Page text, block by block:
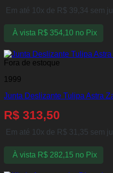
Em até 10x de R$ 39,34 sem
À vista R$354,10 no Pix
Fora de estoque
1999
Junta Deslizante Tulipa Astra
R$ 313,50
Em até 10x de R$ 31,35 sem
À vista R$282,15 no Pix